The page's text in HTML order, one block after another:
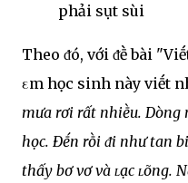
phải sụt sùi
Theo ᵭó, với ᵭḕ bài
εm học sinh này viḗt
mưa rơi rất nhiḕu. Dòng
học. Đḗn rṑi ᵭi như tan
thấy bơ vơ và ʟạc ʟõng.